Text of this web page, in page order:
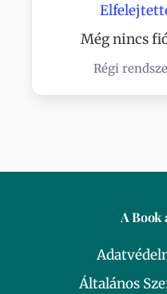
Még nincs
Régi
A Book
Általános